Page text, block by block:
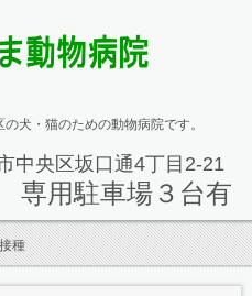
犬・猫のための動物病院です。
中央区坂口通4丁目2-21
専用駐車場３台有
種